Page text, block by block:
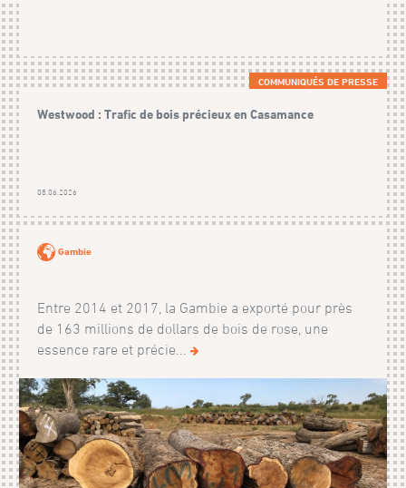
COMMUNIQUÉS DE PRESSE
Westwood : Trafic de bois précieux en Casamance
08.06.2026
Gambie
Entre 2014 et 2017, la Gambie a exporté pour près
de 163 millions de dollars de bois de rose, une
essence rare et précie...